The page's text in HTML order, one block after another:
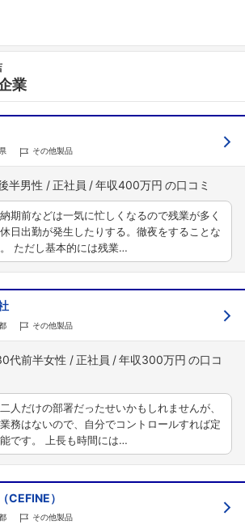
業
その他製品
半男性 正社員 年収400万円
期前などは一気に忙しくなるので残業が多く
日出勤が発生したりする。徹夜をすることな
ただし基本的には残業…
その他製品
代前半女性 正社員 年収300万円
人だけの部署だったせいかもしれませんが、
務はないので、自分でコントロールすれば定
です。 上長も時間には…
CEFINE）
その他製品